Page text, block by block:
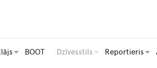
BOOT Dzīvesstils Reportieris